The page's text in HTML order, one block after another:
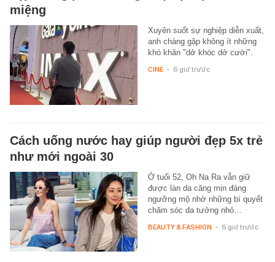
miệng
Xuyên suốt sự nghiệp diễn xuất,
anh chàng gặp không ít những
khó khăn "dở khóc dở cười".
CINE - 6 giờ trước
Cách uống nước hay giúp người đẹp 5x trẻ
như mới ngoài 30
Ở tuổi 52, Oh Na Ra vẫn giữ
được làn da căng mịn đáng
ngưỡng mộ nhờ những bí quyết
chăm sóc da tưởng nhỏ…
BEAUTY & FASHION - 6 giờ trước